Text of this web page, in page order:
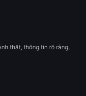
thật, thông tin rõ ràng,